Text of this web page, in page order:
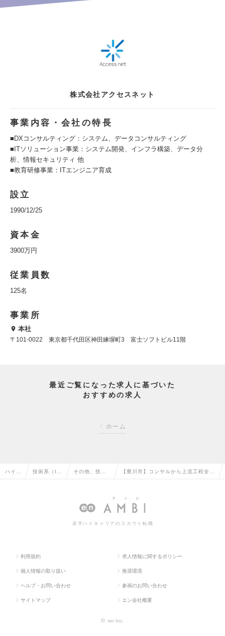
株式会社アクセスネット
事業内容・会社の特長
■DXコンサルティング：システム、データコンサルティング
■ITソリューション事業：システム開発、インフラ構築、データ分
析、情報セキュリティ 他
■教育研修事業：ITエンジニア育成
設立
1990/12/25
資本金
3900万円
従業員数
125名
事業所
本社
〒101-0022 東京都千代田区神田練塀町3 富士ソフトビル11階
最近ご覧になった求人に基づいた
おすすめの求人
ホーム
ハイク 技術系（I その他、技術
b・通信系）の
【豊川市】コンサルから上流工程全般
用可／平均残業15H程度◇の求人情報
若手ハイキャリアのスカウト転職
利用規約 求人情報に関するポリシー
個人情報の取り扱い 推奨環境
ヘルプ・お問い合わせ 参画のお問い合わせ
サイトマップ エン会社概要
© en Inc.